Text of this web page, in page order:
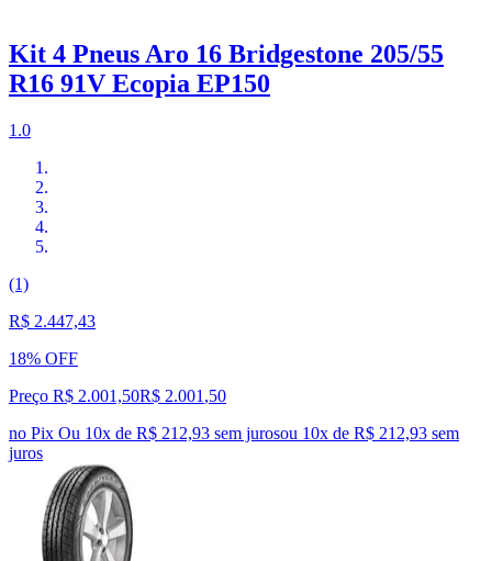
Kit 4 Pneus Aro 16 Bridgestone 205/55
R16 91V Ecopia EP150
1.0
(1)
R$ 2.447,43
18% OFF
Preço R$ 2.001,50R$ 2.001 ,50
no Pix Ou 10x de R$ 212,93 sem jurosou 10x de R$ 212,93 sem
juros